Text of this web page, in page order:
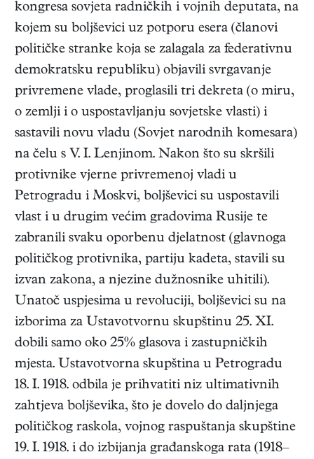
kongresa sovjeta radničkih i vojnih deputata, na
kojem su boljševici uz potporu esera (članovi
političke stranke koja se zalagala za federativnu
demokratsku republiku) objavili svrgavanje
privremene vlade, proglasili tri dekreta (o miru,
o zemlji i o uspostavljanju sovjetske vlasti) i
sastavili novu vladu (Sovjet narodnih komesara)
na čelu s V. I. Lenjinom. Nakon što su skršili
protivnike vjerne privremenoj vladi u
Petrogradu i Moskvi, boljševici su uspostavili
vlast i u drugim većim gradovima Rusije te
zabranili svaku oporbenu djelatnost (glavnoga
političkog protivnika, partiju kadeta, stavili su
izvan zakona, a njezine dužnosnike uhitili).
Unatoč uspjesima u revoluciji, boljševici su na
izborima za Ustavotvornu skupštinu 25. XI.
dobili samo oko 25% glasova i zastupničkih
mjesta. Ustavotvorna skupština u Petrogradu
18. I. 1918. odbila je prihvatiti niz ultimativnih
zahtjeva boljševika, što je dovelo do daljnjega
političkog raskola, vojnog raspuštanja skupštine
19. I. 1918. i do izbijanja građanskoga rata (1918–